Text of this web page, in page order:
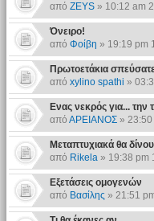
από ZEYS» 10:12 am
Όνειρο!
από Φοίβη » 19:19 pm
Πρωτοετάκια
από xylino spathi »
Ενας νεκρός για... την
από ΑΡΕΙΑΝΟΣ» 23:50
Μεταπτυχιακά θα
από Rikela» 19:38 pm
Εξετάσεις ομογενών
από Βασίλης » 21:51